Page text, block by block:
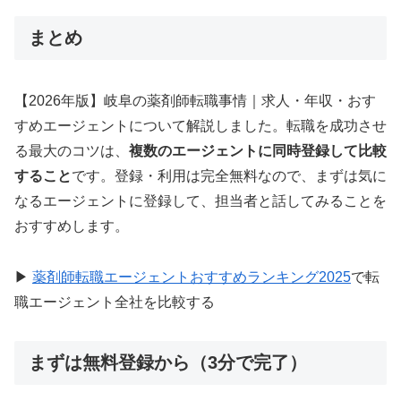
まとめ
【2026年版】岐阜の薬剤師転職事情｜求人・年収・おす
すめエージェントについて解説しました。転職を成功させ
る最大のコツは、 複数のエージェントに同時登録して比較
することです。登録・利用は完全無料なので、まずは気に
なるエージェントに登録して、担当者と話してみることを
おすすめします。
▶ 薬剤師転職エージェントおすすめランキング2025で転
職エージェント全社を比較する
まずは無料登録から（3分で完了）